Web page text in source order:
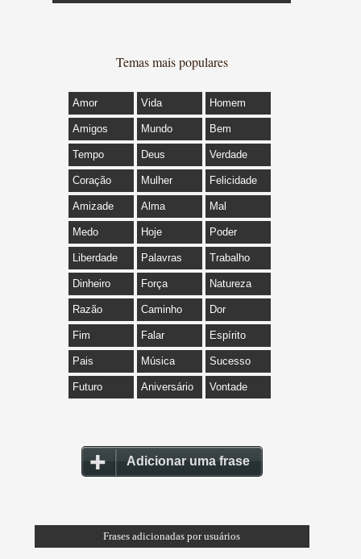
Temas mais populares
Amor Vida Homem
Amigos Mundo Bem
Tempo Deus Verdade
Coração Mulher Felicidade
Amizade Alma Mal
Medo Hoje Poder
Liberdade Palavras Trabalho
Dinheiro Força Natureza
Razão Caminho Dor
Fim Falar Espírito
Pais Música Sucesso
Futuro Aniversário Vontade
Adicionar uma frase
Frases adicionadas por usuários